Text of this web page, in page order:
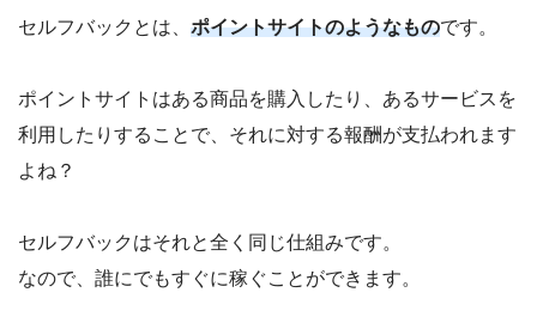
セルフバックとは、 ポイントサイトのようなものです。
ポイントサイトはある商品を購入したり、あるサービスを
利用したりすることで、それに対する報酬が支払われます
よね？
セルフバックはそれと全く同じ仕組みです。
なので、誰にでもすぐに稼ぐことができます。